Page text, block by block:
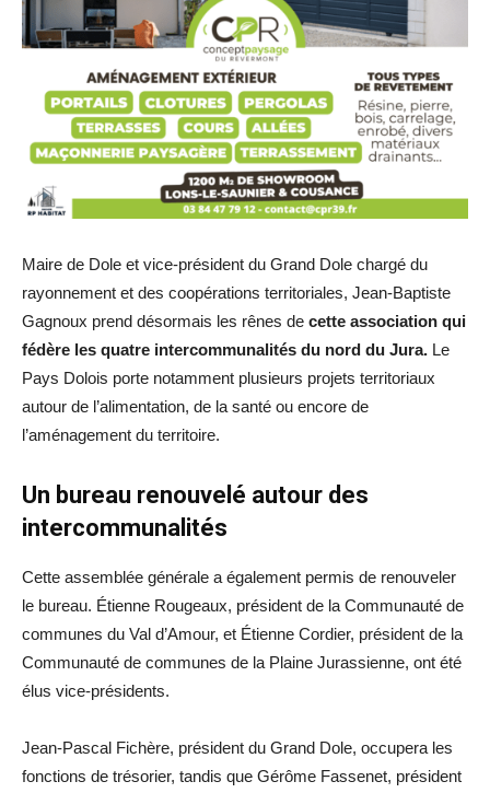
Maire de Dole et vice-président du Grand Dole chargé du
rayonnement et des coopérations territoriales, Jean-Baptiste
Gagnoux prend désormais les rênes de cette association qui
fédère les quatre intercommunalités du nord du Jura. Le
Pays Dolois porte notamment plusieurs projets territoriaux
autour de l’alimentation, de la santé ou encore de
l’aménagement du territoire.
Un bureau renouvelé autour des
intercommunalités
Cette assemblée générale a également permis de renouveler
le bureau. Étienne Rougeaux, président de la Communauté de
communes du Val d’Amour, et Étienne Cordier, président de la
Communauté de communes de la Plaine Jurassienne, ont été
élus vice-présidents.
Jean-Pascal Fichère, président du Grand Dole, occupera les
fonctions de trésorier, tandis que Gérôme Fassenet, président